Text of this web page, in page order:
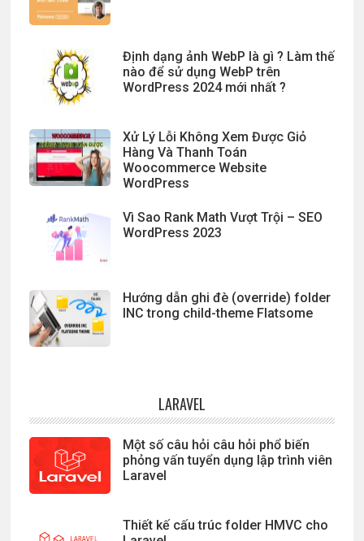
Định dạng ảnh WebP là gì ? Làm thế
nào để sử dụng WebP trên
WordPress 2024 mới nhất ?
Xử Lý Lỗi Không Xem Được Giỏ
Hàng Và Thanh Toán
Woocommerce Website
WordPress
Vì Sao Rank Math Vượt Trội – SEO
WordPress 2023
Hướng dẫn ghi đè (override) folder
INC trong child-theme Flatsome
LARAVEL
Một số câu hỏi câu hỏi phổ biến
phỏng vấn tuyển dụng lập trình viên
Laravel
Thiết kế cấu trúc folder HMVC cho